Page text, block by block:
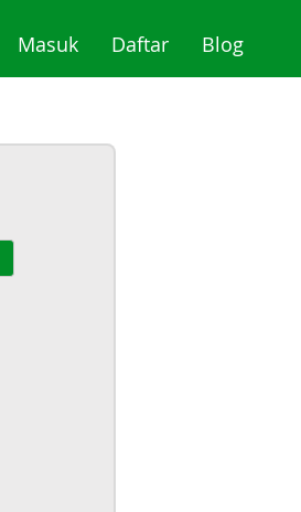
Masuk(current)
Daftar(current)
Blog